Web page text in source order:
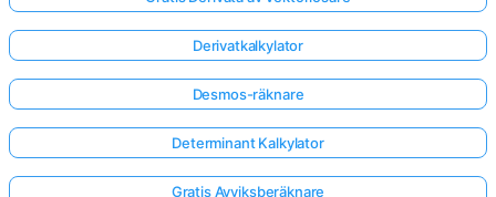
Derivatkalkylator
Desmos-räknare
Determinant Kalkylator
Gratis Avviksberäknare